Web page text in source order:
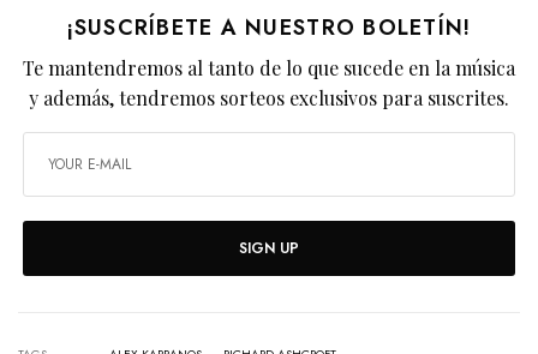
¡SUSCRÍBETE A NUESTRO BOLETÍN!
Te mantendremos al tanto de lo que sucede en la música
y además, tendremos sorteos exclusivos para suscrites.
SIGN UP